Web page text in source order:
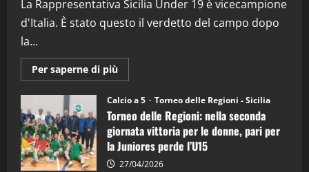
La Rappresentativa Sicilia Under 19 è vicecampione
d'Italia. È stato questo il verdetto del campo dopo
la...
Per saperne di più
informazioni
Torneo
delle
Regioni
di
calcio
a
5:
la
Calcio a 5 Torneo delle Regioni - Sicilia
Torneo delle Regioni: nella seconda
giornata vittoria per le donne, pari per
la Juniores perde l’U15
27/04/2026